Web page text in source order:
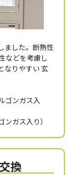
ました。断熱性
などを考慮し
なりやすい 玄
ゴンガス入
ガス入り）
換